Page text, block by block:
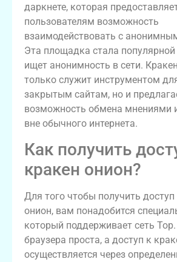
даркнете, которая
пользователям возможность
взаимодействовать с
Эта площадка стала популярной
ищет анонимность в сети.
только служит инструментом
закрытым сайтам, но и
возможность обмена мнениями
вне обычного интернета.
Как получить
кракен онион?
Для того чтобы получить доступ
онион, вам понадобится
который поддерживает сеть
браузера проста, а доступ к
осуществляется через